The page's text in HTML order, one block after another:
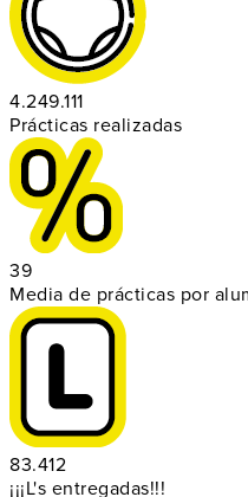
4.249.111
Prácticas realizadas
39
Media de prácticas por
83.412
¡¡¡L's entregadas!!!